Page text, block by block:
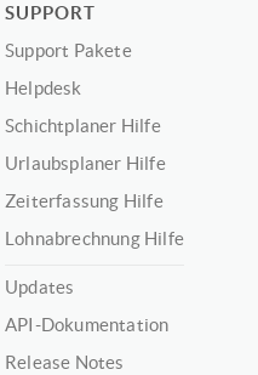
SUPPORT
Support Pakete
Helpdesk
Schichtplaner Hilfe
Urlaubsplaner Hilfe
Zeiterfassung Hilfe
Lohnabrechnung Hilfe
Updates
API-Dokumentation
Release Notes